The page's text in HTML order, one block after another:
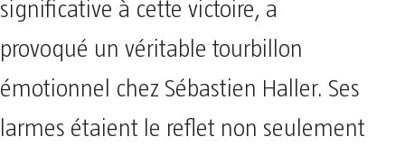
significative à cette victoire, a
provoqué un véritable tourbillon
émotionnel chez Sébastien Haller. Ses
larmes étaient le reflet non seulement